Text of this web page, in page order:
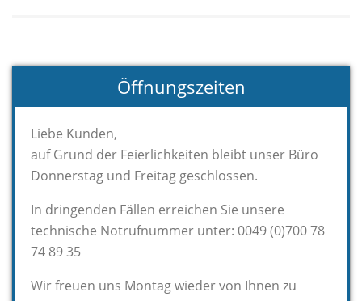
Öffnungszeiten
Liebe Kunden,
auf Grund der Feierlichkeiten bleibt unser Büro
Donnerstag und Freitag geschlossen.
In dringenden Fällen erreichen Sie unsere
technische Notrufnummer unter: 0049 (0)700 78
74 89 35
Wir freuen uns Montag wieder von Ihnen zu